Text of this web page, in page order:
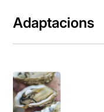
Adaptacions